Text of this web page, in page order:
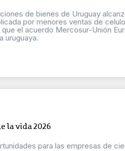
de bienes de Uruguay
por menores ventas de
el acuerdo Mercosur-Unión
uruguaya.
la vida 2026
para las empresas de